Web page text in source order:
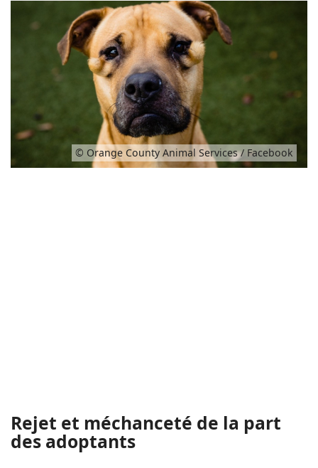
© Orange County Animal Services / Facebook
Rejet et méchanceté de la part
des adoptants